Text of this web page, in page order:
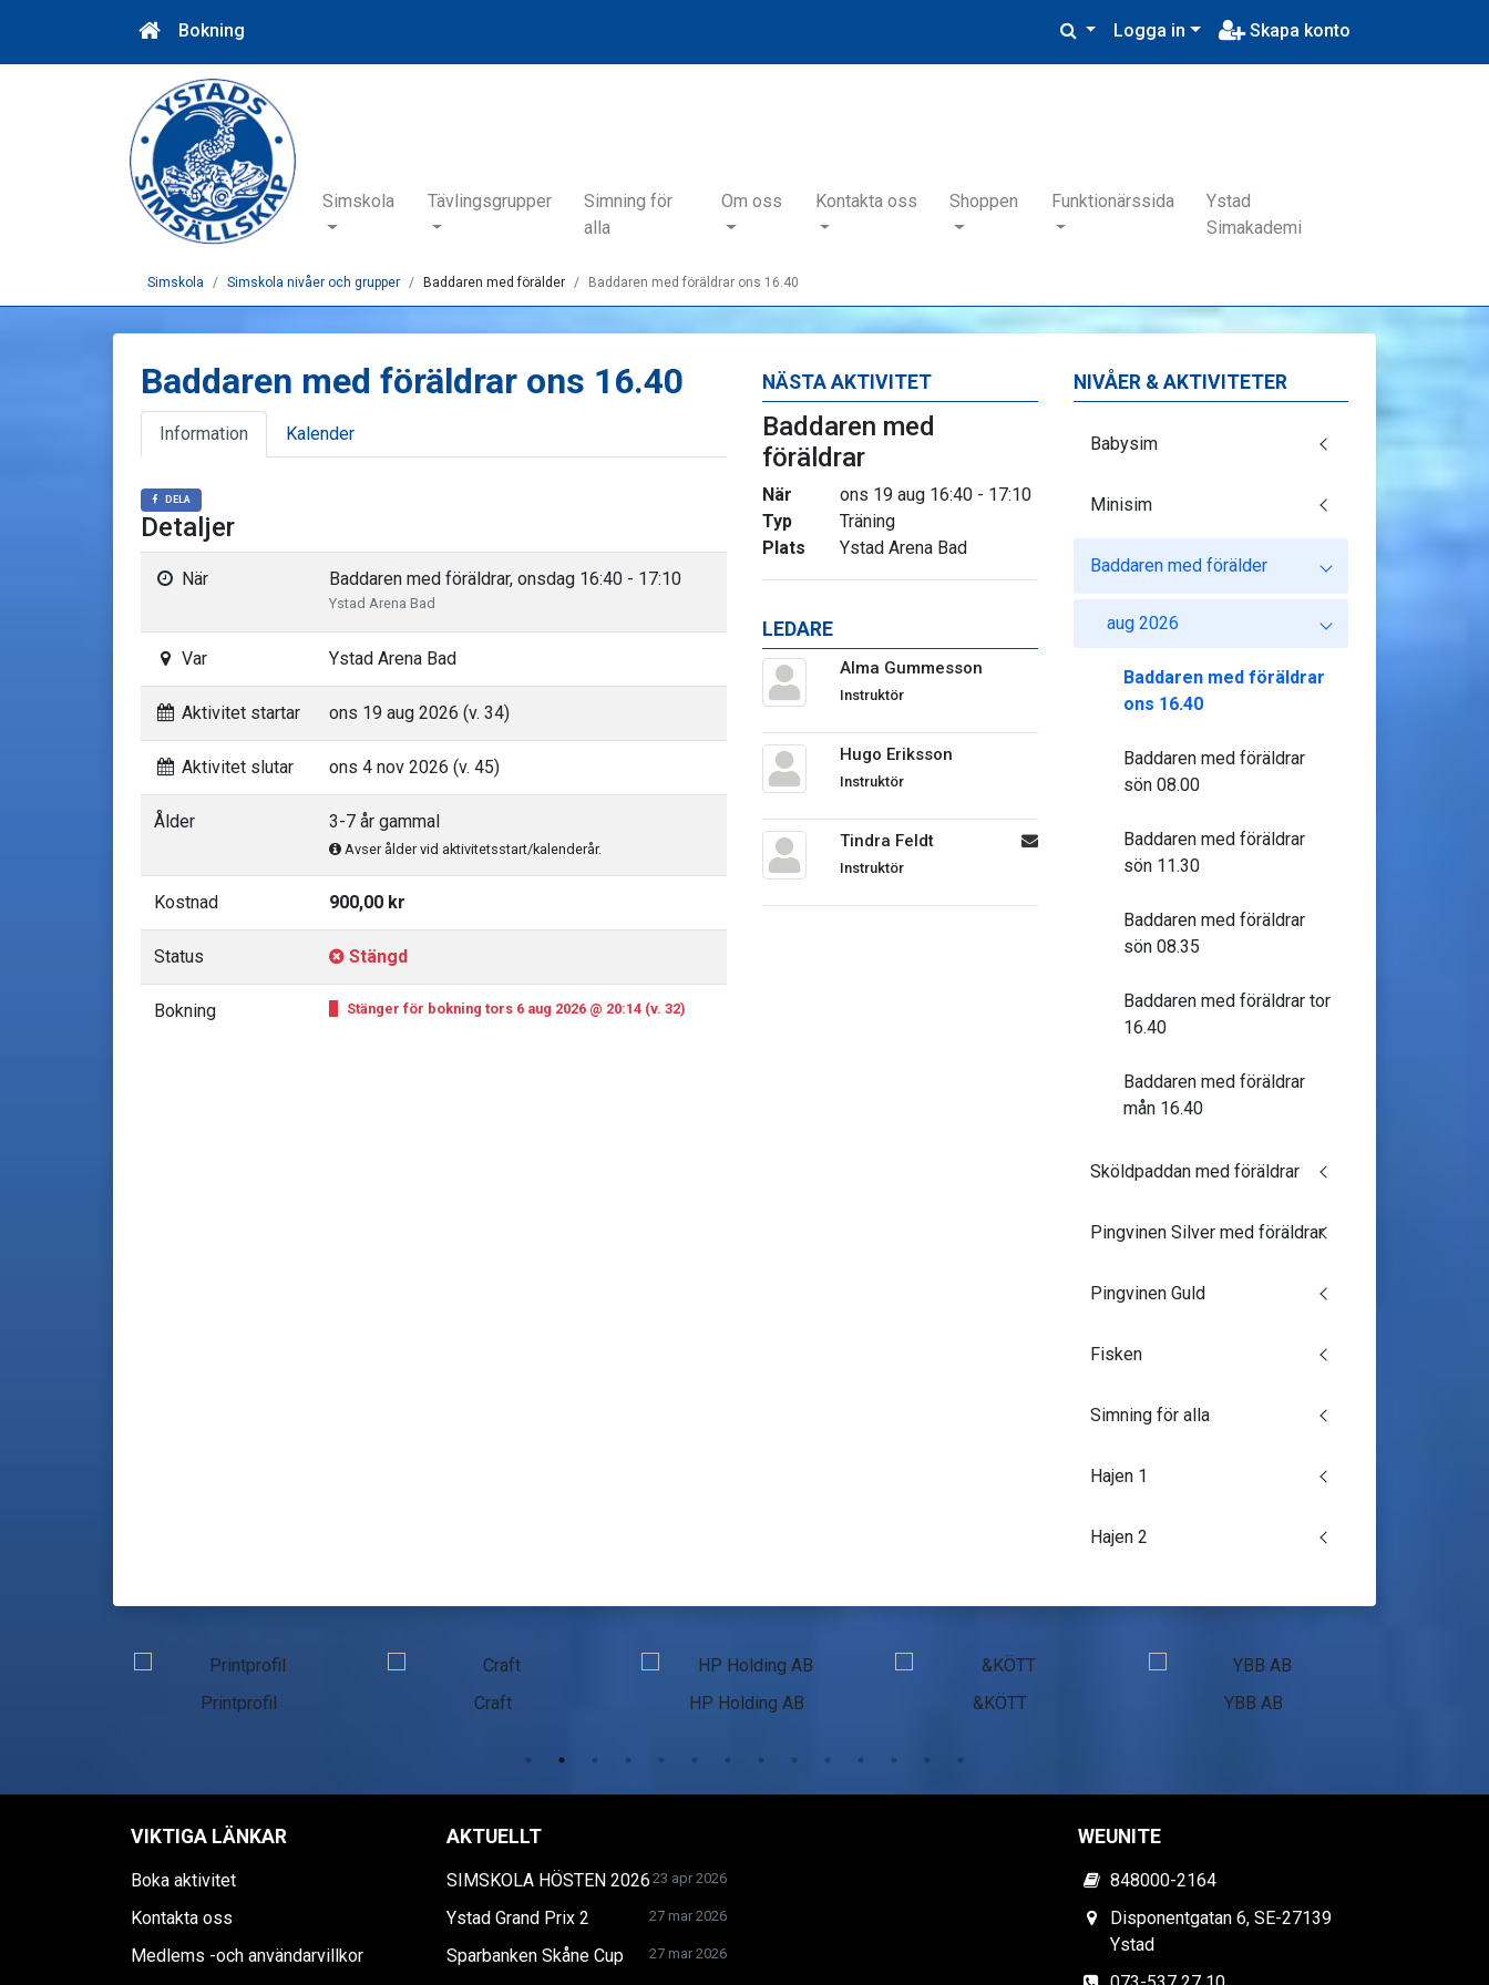
Bokning Logga in Skapa konto
Simskola Tävlingsgrupper
Simning för
alla
Om oss Kontakta oss Shoppen Funktionärssida
Ystad
Simakademi
Simskola Simskola nivåer och grupper Baddaren med förälder Baddaren med föräldrar ons 16.40
NÄSTA AKTIVITET
Baddaren med
föräldrar
När
ons 19 aug 16:40 - 17:10
Typ
Träning
Plats
Ystad Arena Bad
LEDARE
Alma Gummesson
Instruktör
Hugo Eriksson
Instruktör
Tindra Feldt
Instruktör
Baddaren med föräldrar ons 16.40
Information Kalender
DELA
Detaljer
När Baddaren med föräldrar, onsdag 16:40 - 17:10
Ystad Arena Bad
Var Ystad Arena Bad
Aktivitet startar ons 19 aug 2026 (v. 34)
Aktivitet slutar ons 4 nov 2026 (v. 45)
Ålder 3-7 år gammal
Avser ålder vid aktivitetsstart/kalenderår.
Kostnad 900,00 kr
Status Stängd
Bokning Stänger för bokning tors 6 aug 2026 @ 20:14 (v. 32)
NIVÅER & AKTIVITETER
Babysim
Minisim
Baddaren med förälder
aug 2026
Baddaren med föräldrar
ons 16.40
Baddaren med föräldrar
sön 08.00
Baddaren med föräldrar
sön 11.30
Baddaren med föräldrar
sön 08.35
Baddaren med föräldrar tor
16.40
Baddaren med föräldrar
mån 16.40
Sköldpaddan med föräldrar
Pingvinen Silver med föräldrar
Pingvinen Guld
Fisken
Simning för alla
Hajen 1
Hajen 2
Printprofil Craft HP Holding AB &KÖTT YBB AB
VIKTIGA LÄNKAR
Boka aktivitet
Kontakta oss
Medlems -och användarvillkor
AKTUELLT
SIMSKOLA HÖSTEN 2026 23 apr 2026
Ystad Grand Prix 2 27 mar 2026
Sparbanken Skåne Cup 27 mar 2026
WEUNITE
848000-2164
Disponentgatan 6, SE-27139
Ystad